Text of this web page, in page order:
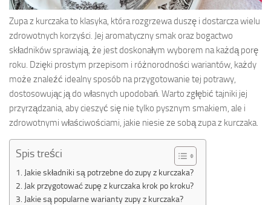
Zupa z kurczaka to klasyka, która rozgrzewa duszę i dostarcza wielu
zdrowotnych korzyści. Jej aromatyczny smak oraz bogactwo
składników sprawiają, że jest doskonałym wyborem na każdą porę
roku. Dzięki prostym przepisom i różnorodności wariantów, każdy
może znaleźć idealny sposób na przygotowanie tej potrawy,
dostosowując ją do własnych upodobań. Warto zgłębić tajniki jej
przyrządzania, aby cieszyć się nie tylko pysznym smakiem, ale i
zdrowotnymi właściwościami, jakie niesie ze sobą zupa z kurczaka.
Spis treści
Jakie składniki są potrzebne do zupy z kurczaka?
Jak przygotować zupę z kurczaka krok po kroku?
Jakie są popularne warianty zupy z kurczaka?